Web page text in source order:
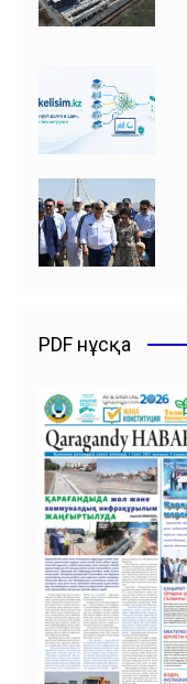
PDF нұсқа